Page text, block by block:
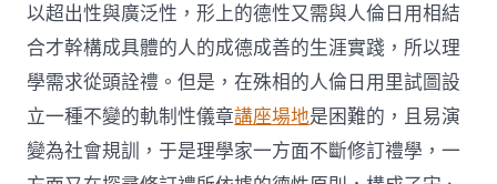
以超出性與廣泛性，形上的德性又需與人倫日用相結
合才幹構成具體的人的成德成善的生涯實踐，所以理
學需求從頭詮禮。但是，在殊相的人倫日用里試圖設
立一種不變的軌制性儀章講座場地是困難的，且易演
變為社會規訓，于是理學家一方面不斷修訂禮學，一